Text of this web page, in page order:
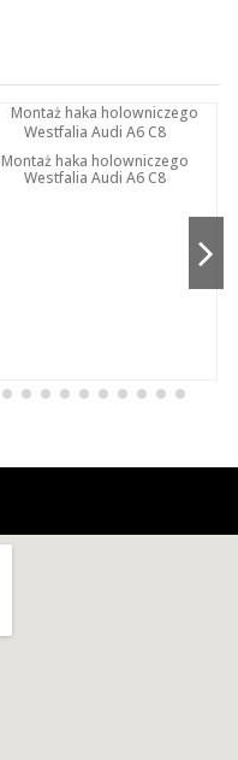
Montaż haka holowniczego
Westfalia Audi A6 C8